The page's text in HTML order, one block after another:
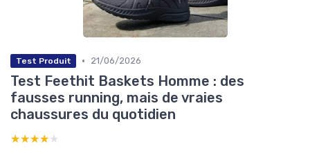
Test Produit • 21/06/2026
Test Feethit Baskets Homme : des
fausses running, mais de vraies
chaussures du quotidien
★★★★★
★★★★★